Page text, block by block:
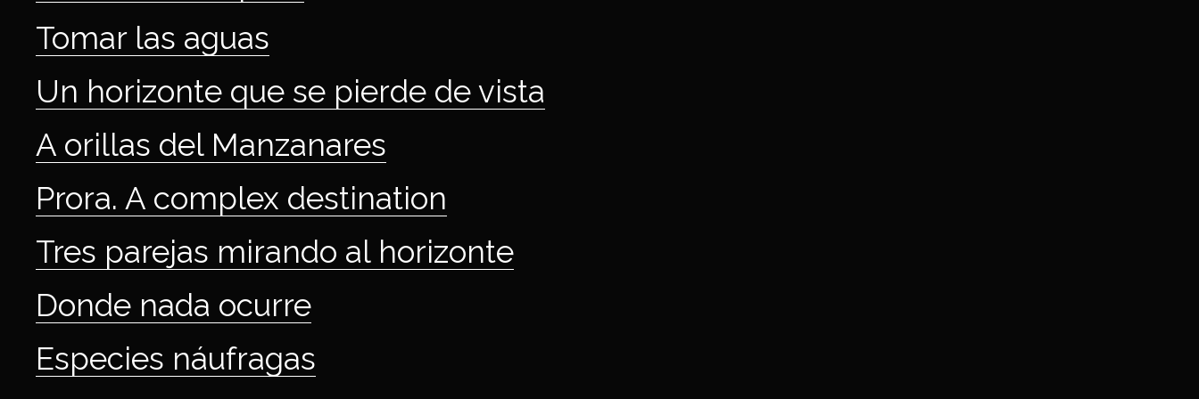
Tomar las aguas
Un horizonte que se pierde de vista
A orillas del Manzanares
Prora. A complex destination
Tres parejas mirando al horizonte
Donde nada ocurre
Especies náufragas